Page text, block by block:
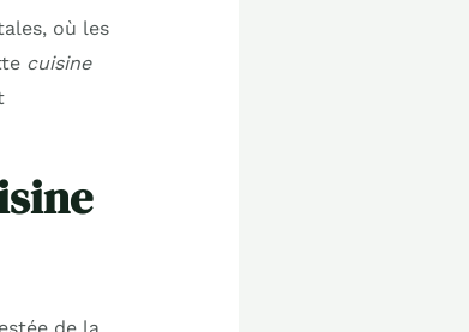
où les
cuisine